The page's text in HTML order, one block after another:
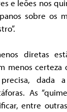
e leões nos
sobre os
diretas
menos
dada
As
entre